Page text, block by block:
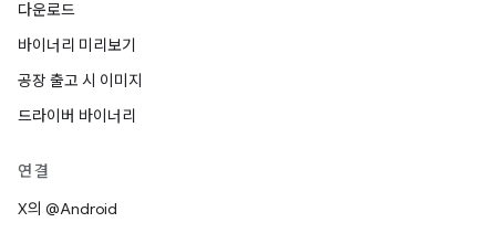
다운로드
바이너리 미리보기
공장 출고 시 이미지
드라이버 바이너리
연결
X의 @Android